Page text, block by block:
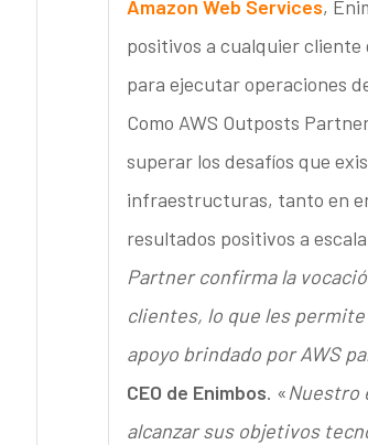
Amazon Web Services,
positivos a cualquier cliente
para ejecutar operaciones
Como AWS Outposts
superar los desafíos que
infraestructuras, tanto en
resultados positivos a
Partner confirma la
clientes, lo que les
apoyo brindado por AWS
CEO de Enimbos. «Nuestro
alcanzar sus objetivos